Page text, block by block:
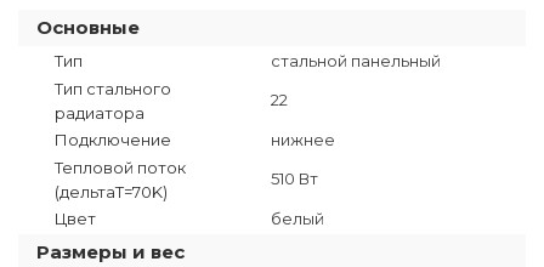
Основные
Тип
стальной панельный
Тип стального
радиатора
22
Подключение
нижнее
Тепловой поток
(дельтаT=70K)
510 Вт
Цвет белый
Размеры и вес